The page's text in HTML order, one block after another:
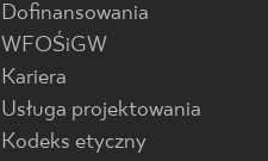
Dofinansowania
WFOŚiGW
Kariera
Usługa projektowania
Kodeks etyczny